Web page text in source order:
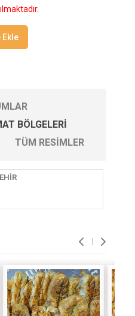
Ekle
BÖLGELERI
TÜM RESIMLER